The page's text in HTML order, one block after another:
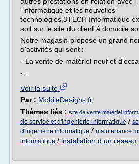
´informatique et les nouvelles
technologies,3TECH Informatique
soit sur le site du client à domicile
Notre magasin propose un grand
d'activités qui sont :
- La vente de matériel neuf et
-...
Voir la suite
Par : MobileDesigns.fr
Thèmes liés : site de vente materiel
de service et d'ingenierie informatique /
d'ingenierie informatique / maintenance
informatique / installation d un reseau